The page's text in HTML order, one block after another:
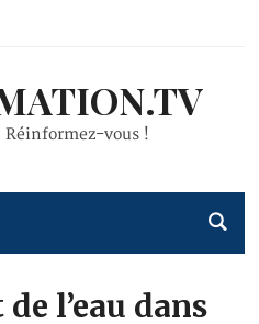
vous !
l’eau dans